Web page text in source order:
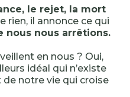
le rejet, la mort
rien, il annonce ce qui
nous nous arrêtions.
en nous ? Oui,
idéal qui n’existe
notre vie qui croise